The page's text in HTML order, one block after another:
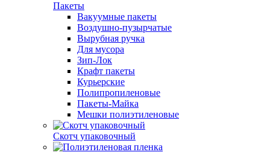
Пакеты
Вакуумные пакеты
Воздушно-пузырчатые
Вырубная ручка
Для мусора
Зип-Лок
Крафт пакеты
Курьерские
Полипропиленовые
Пакеты-Майка
Мешки полиэтиленовые
Скотч упаковочный